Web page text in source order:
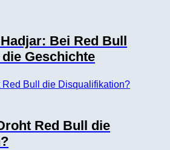
Bei Red Bull
Geschichte
Red Bull die